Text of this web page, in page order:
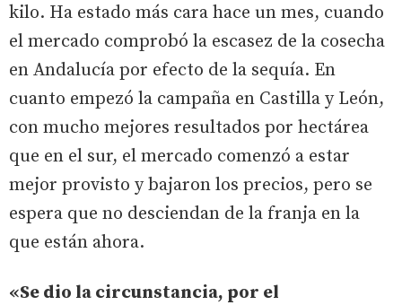
kilo. Ha estado más cara hace un mes, cuando
el mercado comprobó la escasez de la cosecha
en Andalucía por efecto de la sequía. En
cuanto empezó la campaña en Castilla y León,
con mucho mejores resultados por hectárea
que en el sur, el mercado comenzó a estar
mejor provisto y bajaron los precios, pero se
espera que no desciendan de la franja en la
que están ahora.
«Se dio la circunstancia, por el